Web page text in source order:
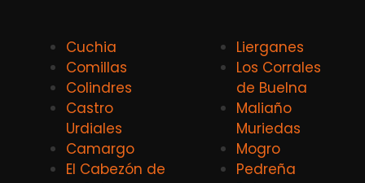
Cuchia
Comillas
Colindres
Castro
Urdiales
Camargo
El Cabezón de
Lierganes
Los Corrales
de Buelna
Maliaño
Muriedas
Mogro
Pedreña